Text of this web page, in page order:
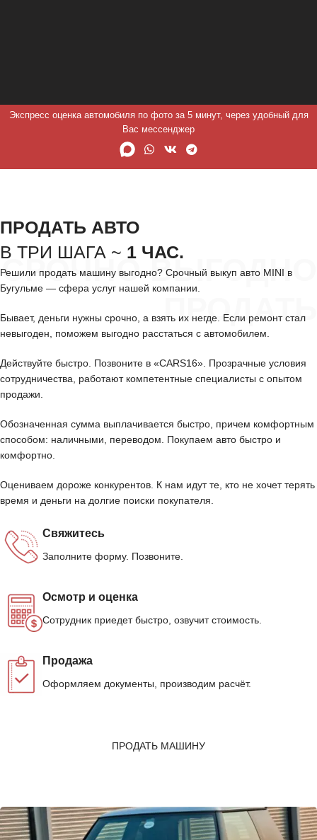
Экспресс оценка автомобиля по фото за 5 минут, через удобный для
Вас мессенджер
СРОЧНО ВЫГОДНО
ПРОДАТЬ
ПРОДАТЬ АВТО
В ТРИ ШАГА ~ 1 ЧАС.
Решили продать машину выгодно? Срочный выкуп авто MINI в
Бугульме — сфера услуг нашей компании.
Бывает, деньги нужны срочно, а взять их негде. Если ремонт стал
невыгоден, поможем выгодно расстаться с автомобилем.
Действуйте быстро. Позвоните в «CARS16». Прозрачные условия
сотрудничества, работают компетентные специалисты с опытом
продажи.
Обозначенная сумма выплачивается быстро, причем комфортным
способом: наличными, переводом. Покупаем авто быстро и
комфортно.
Оцениваем дороже конкурентов. К нам идут те, кто не хочет терять
время и деньги на долгие поиски покупателя.
Свяжитесь
Заполните форму. Позвоните.
Осмотр и оценка
Сотрудник приедет быстро, озвучит стоимость.
Продажа
Оформляем документы, производим расчёт.
ПРОДАТЬ МАШИНУ